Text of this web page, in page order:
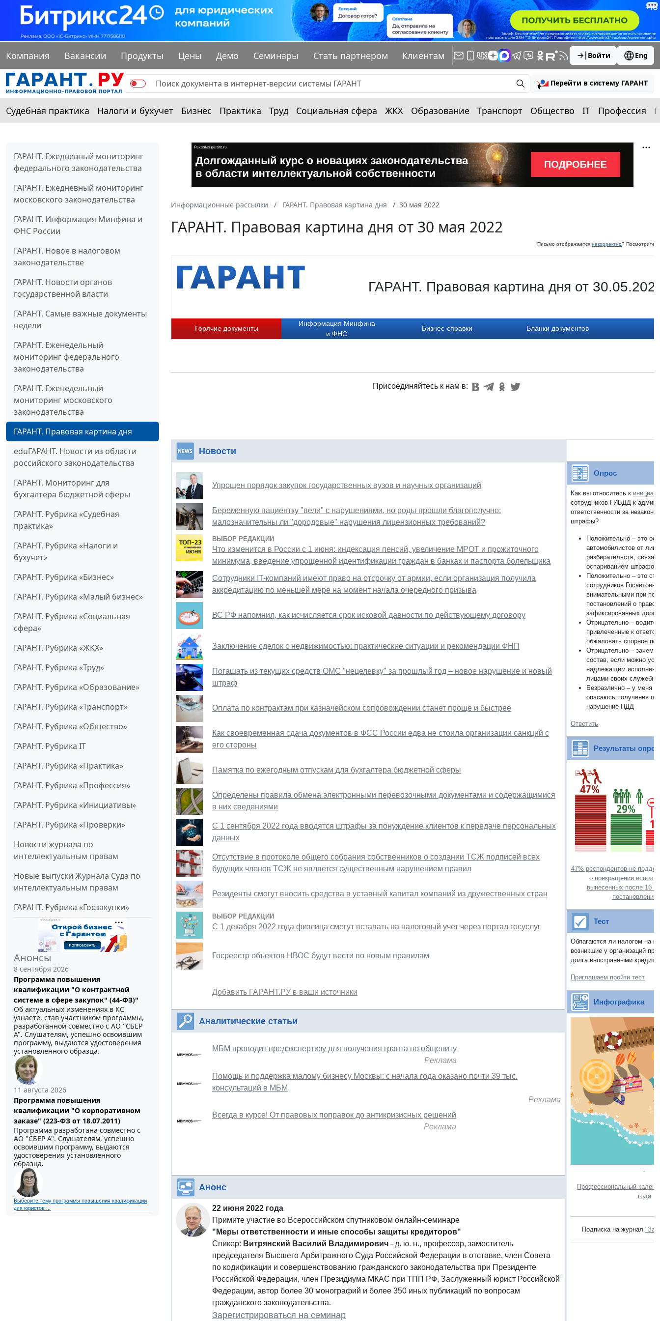
Компания Вакансии Продукты Цены Демо Семинары Стать партнером Клиентам Войти Eng
Перейти в систему ГАРАНТ
Судебная практика Налоги и бухучет Бизнес Практика Труд Социальная сфера ЖКХ Образование Транспорт Общество IT Профессия
ГАРАНТ. Ежедневный мониторинг
федерального законодательства
ГАРАНТ. Ежедневный мониторинг
московского законодательства
ГАРАНТ. Информация Минфина и
ФНС России
ГАРАНТ. Новое в налоговом
законодательстве
ГАРАНТ. Новости органов
государственной власти
ГАРАНТ. Самые важные документы
недели
ГАРАНТ. Еженедельный
мониторинг федерального
законодательства
ГАРАНТ. Еженедельный
мониторинг московского
законодательства
ГАРАНТ. Правовая картина дня
eduГАРАНТ. Новости из области
российского законодательства
ГАРАНТ. Мониторинг для
бухгалтера бюджетной сферы
ГАРАНТ. Рубрика «Судебная
практика»
ГАРАНТ. Рубрика «Налоги и
бухучет»
ГАРАНТ. Рубрика «Бизнес»
ГАРАНТ. Рубрика «Малый бизнес»
ГАРАНТ. Рубрика «Социальная
сфера»
ГАРАНТ. Рубрика «ЖКХ»
ГАРАНТ. Рубрика «Труд»
ГАРАНТ. Рубрика «Образование»
ГАРАНТ. Рубрика «Транспорт»
ГАРАНТ. Рубрика «Общество»
ГАРАНТ. Рубрика IT
ГАРАНТ. Рубрика «Практика»
ГАРАНТ. Рубрика «Профессия»
ГАРАНТ. Рубрика «Инициативы»
ГАРАНТ. Рубрика «Проверки»
Новости журнала по
интеллектуальным правам
Новые выпуски Журнала Суда по
интеллектуальным правам
ГАРАНТ. Рубрика «Госзакупки»
Анонсы
8 сентября 2026
Программа повышения
квалификации "О контрактной
системе в сфере закупок" (44-ФЗ)"
Об актуальных изменениях в КС
узнаете, став участником программы,
разработанной совместно с АО ''СБЕР
А". Слушателям, успешно освоившим
программу, выдаются удостоверения
установленного образца.
11 августа 2026
Программа повышения
квалификации "О корпоративном
заказе" (223-ФЗ от 18.07.2011)
Программа разработана совместно с
АО ''СБЕР А". Слушателям, успешно
освоившим программу, выдаются
удостоверения установленного
образца.
Выберите тему программы повышения квалификации
для юристов ...
Информационные рассылки ГАРАНТ. Правовая картина дня 30 мая 2022
ГАРАНТ. Правовая картина дня от 30 мая 2022
Письмо отображается некорректно? Посмотрите
ГАРАНТ. Правовая картина дня от
Горячие документы
Информация Минфина
и ФНС
Бизнес-справки Бланки документов
Присоединяйтесь к нам в:
Новости
Упрощен порядок закупок государственных вузов и научных организаций
Беременную пациентку "вели" с нарушениями, но роды прошли благополучно:
малозначительны ли "дородовые" нарушения лицензионных требований?
ВЫБОР РЕДАКЦИИ
Что изменится в России с 1 июня: индексация пенсий, увеличение МРОТ и прожиточного
минимума, введение упрощенной идентификации граждан в банках и паспорта болельщика
Сотрудники IT-компаний имеют право на отсрочку от армии, если организация получила
аккредитацию по меньшей мере на момент начала очередного призыва
ВС РФ напомнил, как исчисляется срок исковой давности по действующему договору
Заключение сделок с недвижимостью: практические ситуации и рекомендации ФНП
Погашать из текущих средств ОМС "нецелевку" за прошлый год – новое нарушение и новый
штраф
Оплата по контрактам при казначейском сопровождении станет проще и быстрее
Как своевременная сдача документов в ФСС России едва не стоила организации санкций с
его стороны
Памятка по ежегодным отпускам для бухгалтера бюджетной сферы
Определены правила обмена электронными перевозочными документами и содержащимися
в них сведениями
С 1 сентября 2022 года вводятся штрафы за понуждение клиентов к передаче персональных
данных
Отсутствие в протоколе общего собрания собственников о создании ТСЖ подписей всех
будущих членов ТСЖ не является существенным нарушением правил
Резиденты смогут вносить средства в уставный капитал компаний из дружественных стран
ВЫБОР РЕДАКЦИИ
С 1 декабря 2022 года физлица смогут вставать на налоговый учет через портал госуслуг
Госреестр объектов НВОС будут вести по новым правилам
Добавить ГАРАНТ.РУ в ваши источники
Аналитические статьи
МБМ проводит предэкспертизу для получения гранта по общепиту
Реклама
Помощь и поддержка малому бизнесу Москвы: с начала года оказано почти 39 тыс.
консультаций в МБМ
Реклама
Всегда в курсе! От правовых поправок до антикризисных решений
Реклама
Анонс
22 июня 2022 года
Примите участие во Всероссийском спутниковом онлайн-семинаре
"Меры ответственности и иные способы защиты кредиторов"
Спикер: Витрянский Василий Владимирович - д. ю. н., профессор, заместитель
председателя Высшего Арбитражного Суда Российской Федерации в отставке, член Совета
по кодификации и совершенствованию гражданского законодательства при Президенте
Российской Федерации, член Президиума МКАС при ТПП РФ, Заслуженный юрист Российской
Федерации, автор более 30 монографий и более 350 иных публикаций по вопросам
гражданского законодательства.
Зарегистрироваться на семинар
Опрос
Как вы относитесь к
сотрудников ГИБДД к
ответственности за
штрафы?
Положительно – это
автомобилистов от
разбирательств,
оспариванием штрафов
Положительно – это
сотрудников
внимательными при
постановлений о
зафиксированных
Отрицательно –
привлеченные к
обжаловать спорное
Отрицательно – зачем
состав, если можно
надлежащим
лицами своих
Безразлично – у меня
опасаюсь получения
нарушение ПДД
Ответить
Результаты
47% респондентов не
о прекращении
вынесенных после 16
Тест
Облагаются ли налогом на
возникшие у организаций
долга иностранными
Приглашаем пройти тест
Инфографика
.
Профессиональный
года
Подписка на журнал